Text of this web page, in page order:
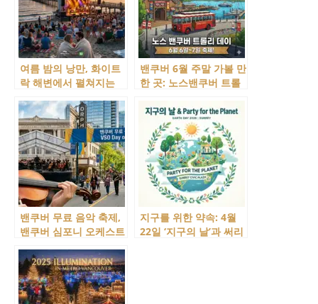
여름 밤의 낭만, 화이트
락 해변에서 펼쳐지는
Concerts at the Pier
밴쿠버 6월 주말 가볼 만
한 곳: 노스밴쿠버 트롤
내 (6월 6일~7일)
밴쿠버 무료 음악 축제,
밴쿠버 심포니 오케스트
Music 일정 및 프로그램
지구를 위한 약속: 4월
22일 ‘지구의 날’과 써리